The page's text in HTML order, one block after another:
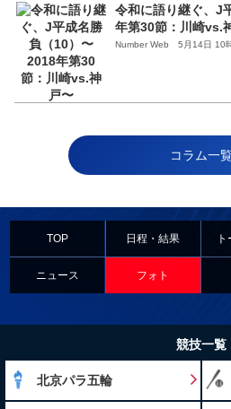
令和に語り継ぐ、J
年第30節：川崎vs.
Number Web 5月14日 10
コラム一
TOP 日程・結果
ニュース フォト
競技一覧
北京パラ五輪